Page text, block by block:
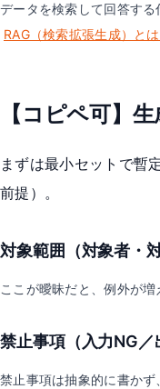
データを検索して回答す
RAG（検索拡張生成）とは
【コピペ可】
まずは最小セットで暫
前提）。
対象範囲（対象者・
ここが曖昧だと、例外が
禁止事項（入力NG／
禁止事項は抽象的に書か